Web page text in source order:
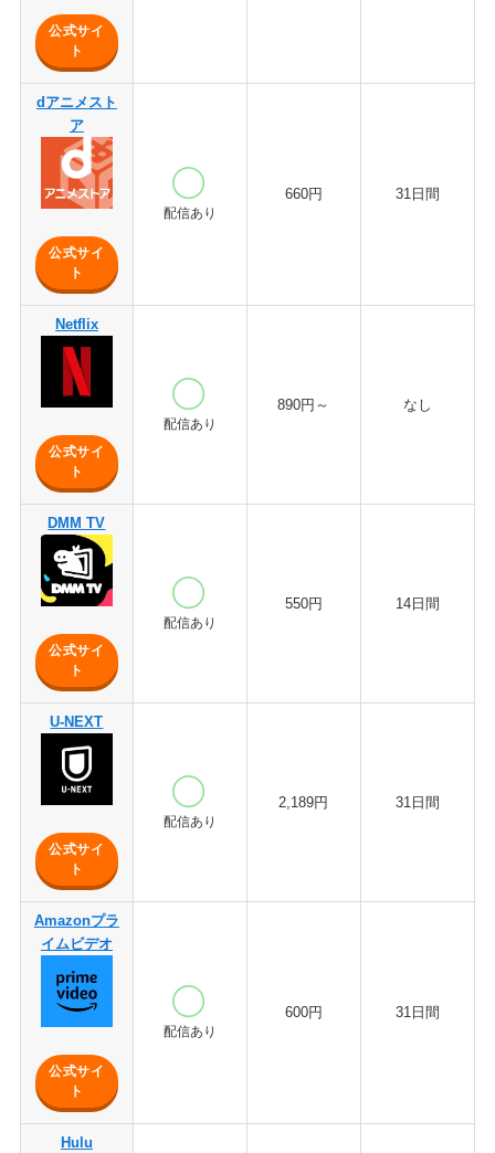
公式サイ
ト
dアニメスト
ア
公式サイ
ト
配信あり
660円 31日間
Netflix
公式サイ
ト
配信あり
890円～ なし
DMM TV
公式サイ
ト
配信あり
550円 14日間
U-NEXT
公式サイ
ト
配信あり
2,189円 31日間
Amazonプラ
イムビデオ
公式サイ
ト
配信あり
600円 31日間
Hulu